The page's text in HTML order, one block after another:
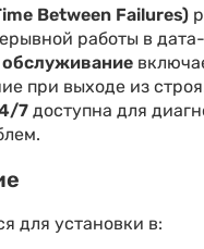
Between Failures)
работы в
при выходе из
7доступна для
для установки в: